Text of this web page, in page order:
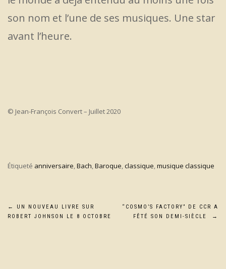
son nom et l’une de ses musiques. Une star
avant l’heure.
© Jean-François Convert – Juillet 2020
Étiqueté anniversaire,Bach,Baroque,classique,musique classique
Navigation
←
UN NOUVEAU LIVRE SUR
ROBERT JOHNSON LE 8 OCTOBRE
“COSMO’S FACTORY” DE CCR A
FÊTÉ SON DEMI-SIÈCLE
→